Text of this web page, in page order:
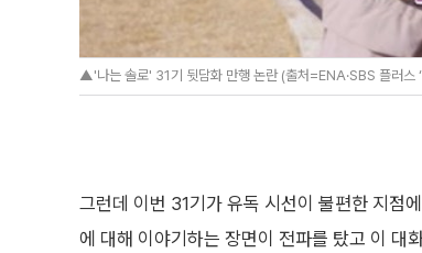
▲'나는 솔로' 31기 뒷담화 만행 논란 (출처=ENA·SBS 플러스
그런데 이번 31기가 유독 시선이 불편한 지점
에 대해 이야기하는 장면이 전파를 탔고 이 대